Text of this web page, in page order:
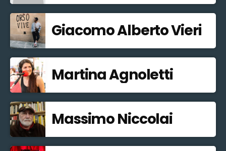
Giacomo Alberto Vieri
Martina Agnoletti
Massimo Niccolai